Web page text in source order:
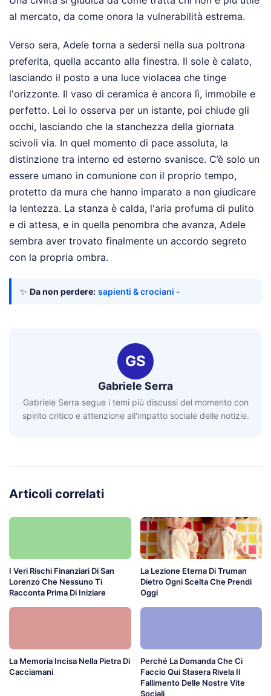
al mercato, da come onora la vulnerabilità estrema.
Verso sera, Adele torna a sedersi nella sua poltrona
preferita, quella accanto alla finestra. Il sole è calato,
lasciando il posto a una luce violacea che tinge
l'orizzonte. Il vaso di ceramica è ancora lì, immobile e
perfetto. Lei lo osserva per un istante, poi chiude gli
occhi, lasciando che la stanchezza della giornata
scivoli via. In quel momento di pace assoluta, la
distinzione tra interno ed esterno svanisce. C’è solo un
essere umano in comunione con il proprio tempo,
protetto da mura che hanno imparato a non giudicare
la lentezza. La stanza è calda, l'aria profuma di pulito
e di attesa, e in quella penombra che avanza, Adele
sembra aver trovato finalmente un accordo segreto
con la propria ombra.
✨ Da non perdere: sapienti & crociani -
GS
Gabriele Serra
Gabriele Serra segue i temi più discussi del momento con
spirito critico e attenzione all'impatto sociale delle notizie.
Articoli correlati
I Veri Rischi Finanziari Di San
Lorenzo Che Nessuno Ti
Racconta Prima Di Iniziare
La Lezione Eterna Di Truman
Dietro Ogni Scelta Che Prendi
Oggi
La Memoria Incisa Nella Pietra Di
Cacciamani
Perché La Domanda Che Ci
Faccio Qui Stasera Rivela Il
Fallimento Delle Nostre Vite
Sociali